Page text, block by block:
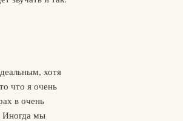
хотя
что я очень
в очень
Иногда мы